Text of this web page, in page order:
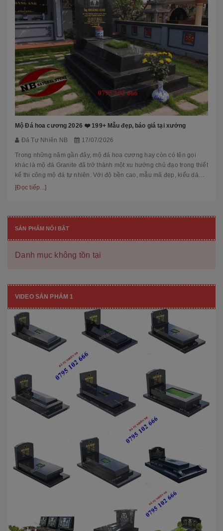
Mộ Đá hoa cương 2026 ❤️ 199+ Mẫu đẹp, báo giá tại xưởng
Đá Tự Nhiên NB 17/07/2026
Trong những năm gần đây, mộ đá hoa cương hay còn có tên gọi
khác là mộ đá Granite đã trở thành một xu hướng chủ đạo trong thiết
kế thi công mộ đá tự nhiên. Với độ bền cao, mẫu mã đẹp, kiểu dáng
hiệ...
[Đọc tiếp...]
SẢN PHẨM NỔI BẬT
Danh mục không tồn tại
VIDEO SẢN PHẨM 1